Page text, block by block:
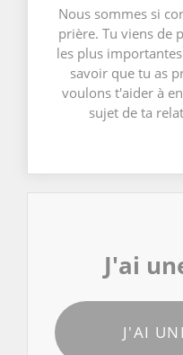
Nous sommes si
prière. Tu viens de
les plus
savoir que tu as
voulons t'aider à
sujet de ta
J'ai
J'AI